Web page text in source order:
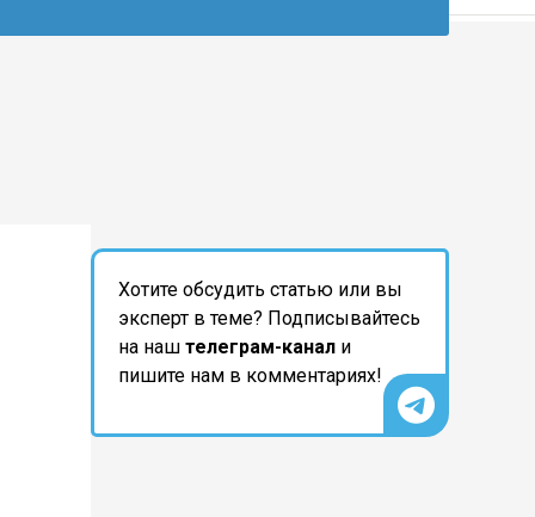
Хотите обсудить статью или вы
эксперт в теме? Подписывайтесь
на наш телеграм-канал и
пишите нам в комментариях!